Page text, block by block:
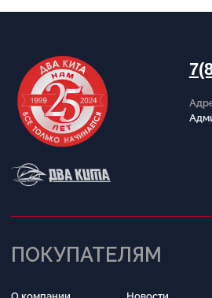
Принимаем к оплате
Написать в Telegram
Обратный звонок